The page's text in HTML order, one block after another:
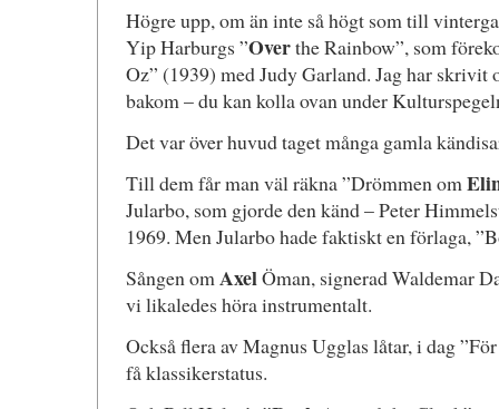
Högre upp, om än inte så högt som till
Yip Harburgs ”Overthe Rainbow”, som
Oz” (1939) med Judy Garland. Jag har skrivit
bakom – du kan kolla ovan under
Det var över huvud taget många gamla
Till dem får man väl räkna ”Drömmen om
Jularbo, som gjorde den känd – Peter
1969. Men Jularbo hade faktiskt en förlaga,
Sången omAxelÖman, signerad Waldemar
vi likaledes höra instrumentalt.
Också flera av Magnus Ugglas låtar, i dag
få klassikerstatus.